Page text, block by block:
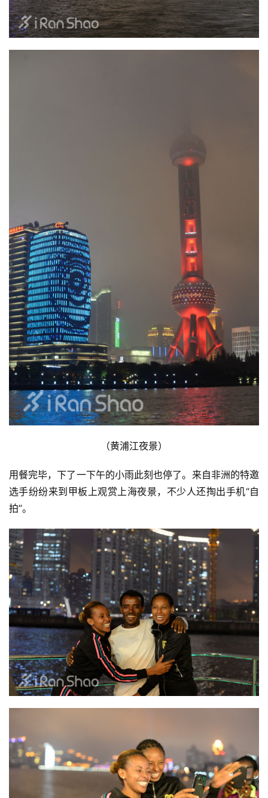
比
赛
观
察
装
备
训
练
视
频
精
选
（黄浦江夜景）
用餐完毕，下了一下午的小雨此刻也停了。来自非洲的特邀
选手纷纷来到甲板上观赏上海夜景，不少人还掏出手机“自
拍”。